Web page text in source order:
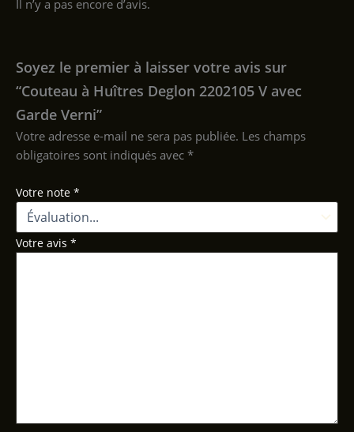
Il n’y a pas encore d’avis.
Soyez le premier à laisser votre avis sur
“Couteau à Huîtres Deglon 2202105 V avec
Garde Verni”
Votre adresse e-mail ne sera pas publiée. Les champs
obligatoires sont indiqués avec *
Votre note *
Votre avis *